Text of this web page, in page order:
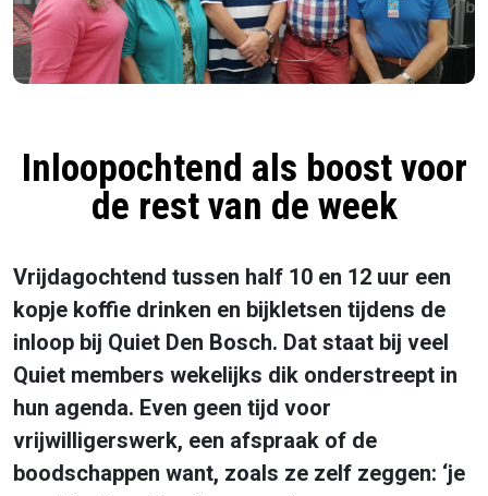
Inloopochtend als boost voor
de rest van de week
Vrijdagochtend tussen half 10 en 12 uur een
kopje koffie drinken en bijkletsen tijdens de
inloop bij Quiet Den Bosch. Dat staat bij veel
Quiet members wekelijks dik onderstreept in
hun agenda. Even geen tijd voor
vrijwilligerswerk, een afspraak of de
boodschappen want, zoals ze zelf zeggen: ‘je